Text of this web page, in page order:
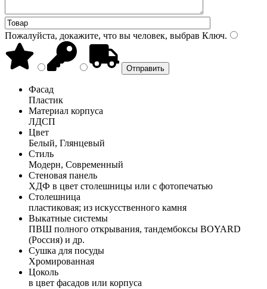
Пожалуйста, докажите, что вы человек, выбрав Ключ.
Фасад
Пластик
Материал корпуса
ЛДСП
Цвет
Белый, Глянцевый
Стиль
Модерн, Современный
Стеновая панель
ХДФ в цвет столешницы или с фотопечатью
Столешница
пластиковая; из искусственного камня
Выкатные системы
ПВШ полного открывания, тандембоксы BOYARD
(Россия) и др.
Сушка для посуды
Хромированная
Цоколь
в цвет фасадов или корпуса